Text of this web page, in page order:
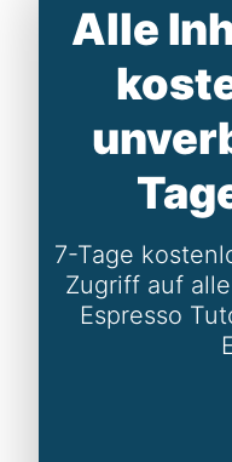
Alle
7-Tage
Zugriff auf
Espresso